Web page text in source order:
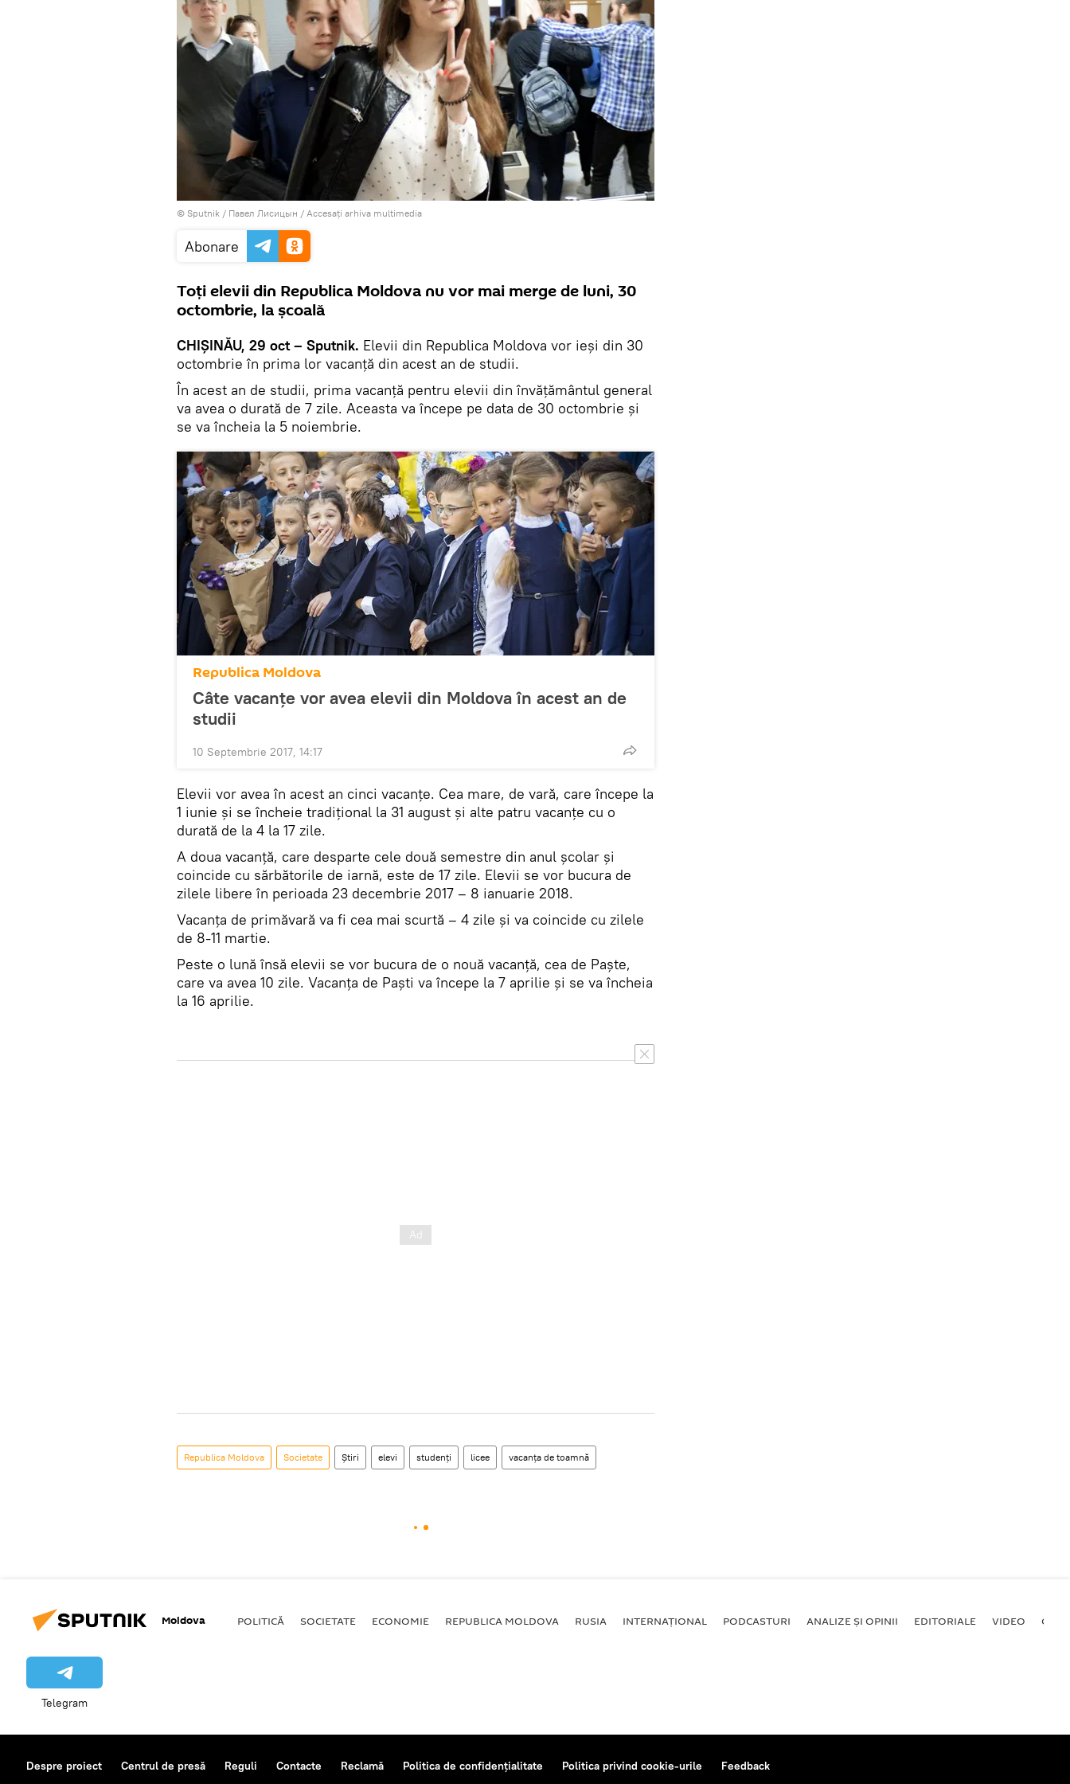
© Sputnik / Павел Лисицын / Accesați arhiva multimedia
Abonare
Toți elevii din Republica Moldova nu vor mai merge de luni, 30
octombrie, la școală
CHIȘINĂU, 29 oct – Sputnik. Elevii din Republica Moldova vor ieși din 30
octombrie în prima lor vacanță din acest an de studii.
În acest an de studii, prima vacanță pentru elevii din învățământul general
va avea o durată de 7 zile. Aceasta va începe pe data de 30 octombrie și
se va încheia la 5 noiembrie.
Republica Moldova
Câte vacanțe vor avea elevii din Moldova în acest an de
studii
10 Septembrie 2017, 14:17
Elevii vor avea în acest an cinci vacanțe. Cea mare, de vară, care începe la
1 iunie și se încheie tradițional la 31 august și alte patru vacanțe cu o
durată de la 4 la 17 zile.
A doua vacanță, care desparte cele două semestre din anul școlar și
coincide cu sărbătorile de iarnă, este de 17 zile. Elevii se vor bucura de
zilele libere în perioada 23 decembrie 2017 – 8 ianuarie 2018.
Vacanţa de primăvară va fi cea mai scurtă – 4 zile și va coincide cu zilele
de 8-11 martie.
Peste o lună însă elevii se vor bucura de o nouă vacanță, cea de Paște,
care va avea 10 zile. Vacanţa de Paști va începe la 7 aprilie și se va încheia
la 16 aprilie.
Republica Moldova Societate Știri elevi studenți licee vacanța de toamnă
Moldova POLITICĂ SOCIETATE ECONOMIE REPUBLICA MOLDOVA RUSIA INTERNAȚIONAL PODCASTURI ANALIZE ȘI OPINII EDITORIALE VIDEO
Telegram
Despre proiect Centrul de presă Reguli Contacte Reclamă Politica de confidențialitate Politica privind cookie-urile Feedback